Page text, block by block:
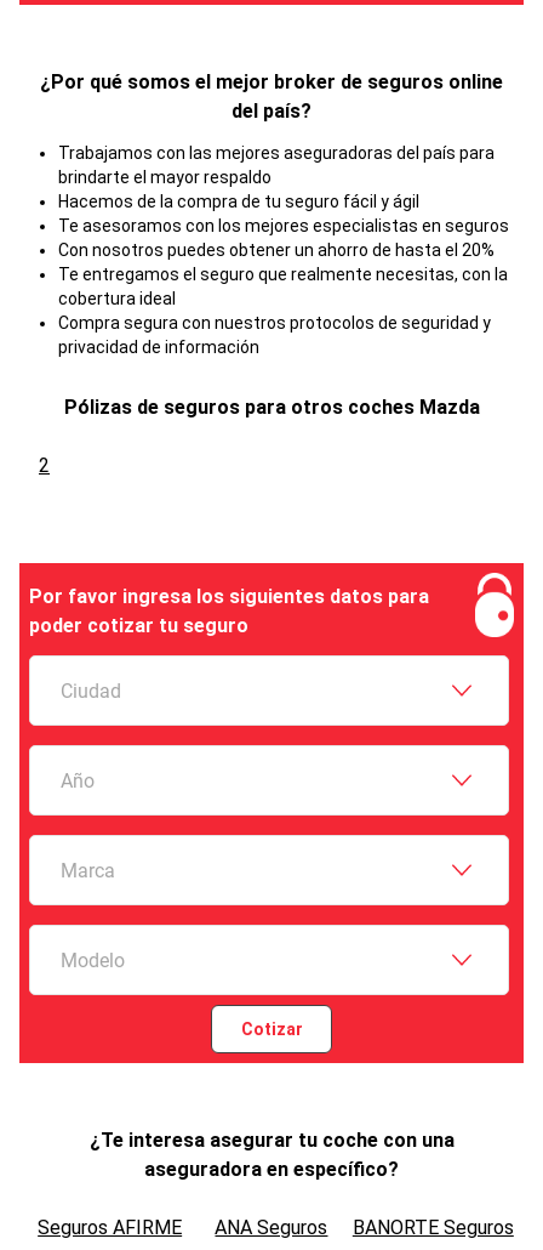
¿Por qué somos el mejor broker de seguros online
del país?
Trabajamos con las mejores aseguradoras del país para
brindarte el mayor respaldo
Hacemos de la compra de tu seguro fácil y ágil
Te asesoramos con los mejores especialistas en seguros
Con nosotros puedes obtener un ahorro de hasta el 20%
Te entregamos el seguro que realmente necesitas, con la
cobertura ideal
Compra segura con nuestros protocolos de seguridad y
privacidad de información
Pólizas de seguros para otros coches Mazda
2
Por favor ingresa los siguientes datos para
poder cotizar tu seguro
Ciudad
Año
Marca
Modelo
Cotizar
¿Te interesa asegurar tu coche con una
aseguradora en específico?
Seguros AFIRME ANA Seguros BANORTE Seguros